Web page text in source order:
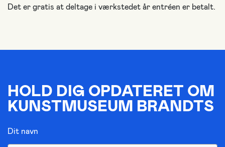
Det er gratis at deltage i værkstedet år entréen er betalt.
HOLD DIG OPDATERET OM
KUNSTMUSEUM BRANDTS
Dit navn